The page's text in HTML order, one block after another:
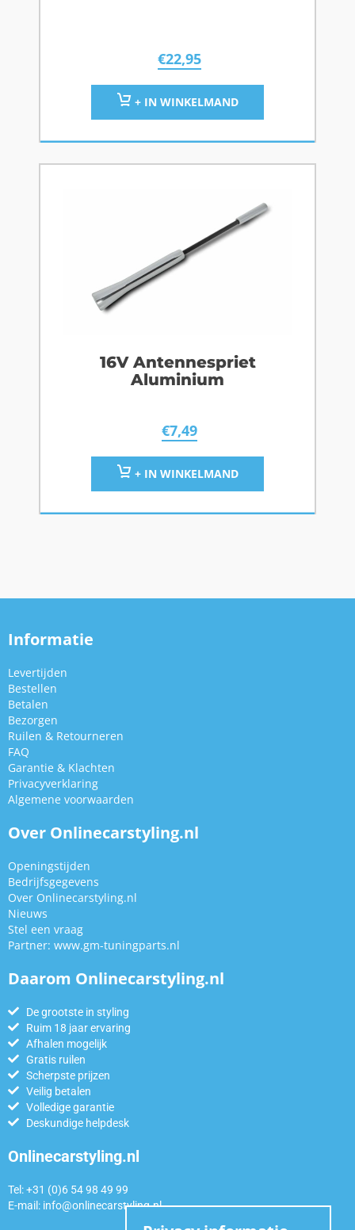
€22,95
+ IN WINKELMAND
16V Antennespriet
Aluminium
€7,49
+ IN WINKELMAND
Informatie
Levertijden
Bestellen
Betalen
Bezorgen
Ruilen & Retourneren
FAQ
Garantie & Klachten
Privacyverklaring
Algemene voorwaarden
Over Onlinecarstyling.nl
Openingstijden
Bedrijfsgegevens
Over Onlinecarstyling.nl
Nieuws
Stel een vraag
Partner: www.gm-tuningparts.nl
Daarom Onlinecarstyling.nl
De grootste in styling
Ruim 18 jaar ervaring
Afhalen mogelijk
Gratis ruilen
Scherpste prijzen
Veilig betalen
Volledige garantie
Deskundige helpdesk
Onlinecarstyling.nl
Tel: +31 (0)6 54 98 49 99
E-mail: info@onlinecarstyling.nl